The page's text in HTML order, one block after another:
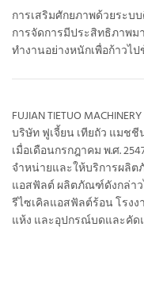
การเสริมศักยภาพด้วยระ
การจัดการมีประสิทธิภาพม
ทำงานอย่างหนักเพื่อก้าวไ
FUJIAN TIETUO
บริษัท ฟูเจี้ยน เทียถัว แมชชี
เมื่อเดือนกรกฎาคม พ.ศ.
จำหน่ายและให้บริการผลิ
แอสฟัลต์ ผลิตภัณฑ์ดังกล่าว
รีไซเคิลแอสฟัลต์ร้อน โรง
แห้ง และอุปกรณ์บดและคั